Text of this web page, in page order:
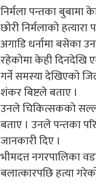
निर्मला पन्तका बुबामा
छोरी निर्मलाको
अगाडि धर्नामा बसेका
रहेकोमा केही दिनदेखि
गर्ने समस्या देखिएको
शंकर बिष्टले बताए ।
उनले चिकित्सकको
बताए । उनले पन्तका
जानकारी दिए ।
भीमदत्त नगरपालिका
बलात्कारपछि हत्या